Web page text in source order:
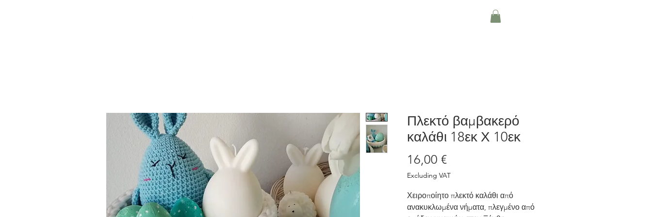
Blog
Πλεκτό βαμβακερό
καλάθι 18εκ Χ 10εκ
16,00 €Price
Excluding VAT
Χειροποίητο πλεκτό καλάθι από
ανακυκλωμένα νήματα, πλεγμένο από